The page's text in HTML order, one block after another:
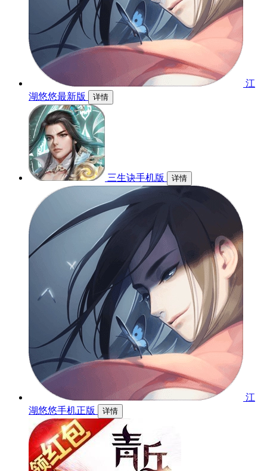
江
湖悠悠最新版
详情
三生诀手机版 详情
江
湖悠悠手机正版
详情